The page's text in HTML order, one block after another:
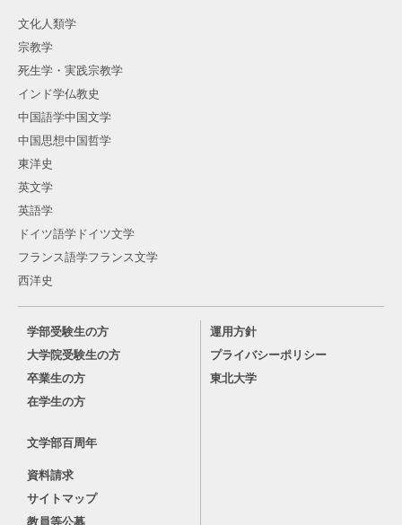
文化人類学
宗教学
死生学・実践宗教学
インド学仏教史
中国語学中国文学
中国思想中国哲学
東洋史
英文学
英語学
ドイツ語学ドイツ文学
フランス語学フランス文学
西洋史
学部受験生の方
大学院受験生の方
卒業生の方
在学生の方
文学部百周年
資料請求
サイトマップ
教員等公募
運用方針
プライバシーポリシー
東北大学